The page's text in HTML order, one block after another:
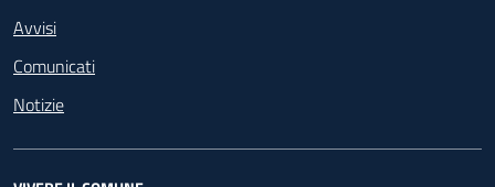
Avvisi
Comunicati
Notizie